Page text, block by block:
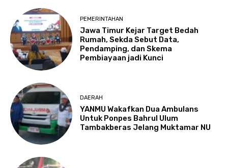
PEMERINTAHAN
Jawa Timur Kejar Target Bedah
Rumah, Sekda Sebut Data,
Pendamping, dan Skema
Pembiayaan jadi Kunci
DAERAH
YANMU Wakafkan Dua Ambulans
Untuk Ponpes Bahrul Ulum
Tambakberas Jelang Muktamar NU